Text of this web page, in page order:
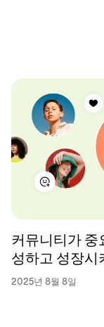
커뮤니티가 중
성하고 성장시
2025년 8월 8일